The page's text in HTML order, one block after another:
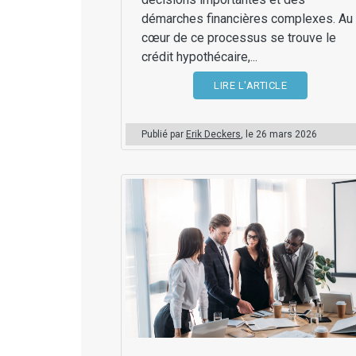
démarches financières complexes. Au
cœur de ce processus se trouve le
crédit hypothécaire,...
LIRE L'ARTICLE
Publié par Erik Deckers, le 26 mars 2026